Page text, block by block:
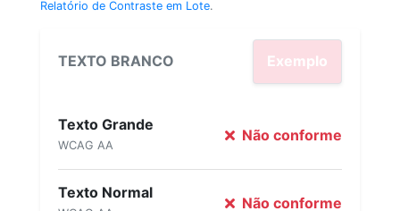
Relatório de Contraste em Lote.
TEXTO BRANCO Exemplo
Texto Grande
WCAG AA
Não conforme
Texto Normal
Não conforme